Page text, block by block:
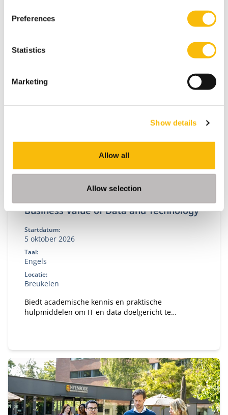
Preferences
Statistics
Marketing
Show details
Allow all
Allow selection
Breukelen
vaardigheden en inzichten aangereikt die nodig zijn
om een succesvolle en dynamische IT-leider te zijn.
Business Value of Data and Technology
Startdatum:
5 oktober 2026
Taal:
Engels
Locatie:
Breukelen
Biedt academische kennis en praktische
hulpmiddelen om IT en data doelgericht te